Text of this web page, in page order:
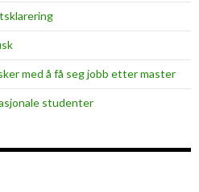
med å få seg jobb etter master
studenter